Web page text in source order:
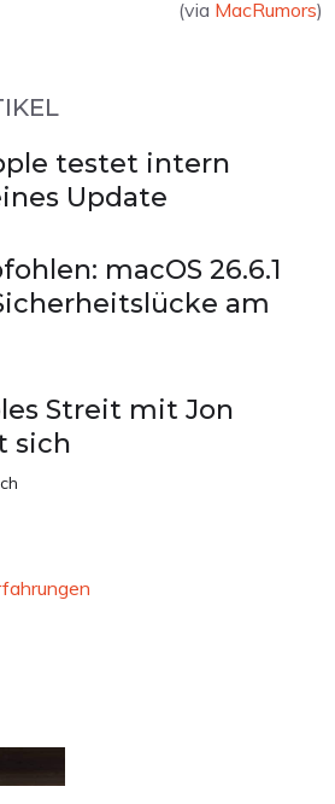
(via MacRumors)
testet intern
Update
macOS 26.6.1
am
Streit mit Jon
sich